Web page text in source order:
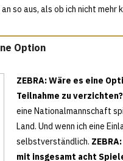
so aus, als ob ich nicht
Option
ZEBRA: Wäre es eine
Teilnahme zu verzichten?
eine Nationalmannschaft
Land. Und wenn ich eine
selbstverständlich.
mit insgesamt acht